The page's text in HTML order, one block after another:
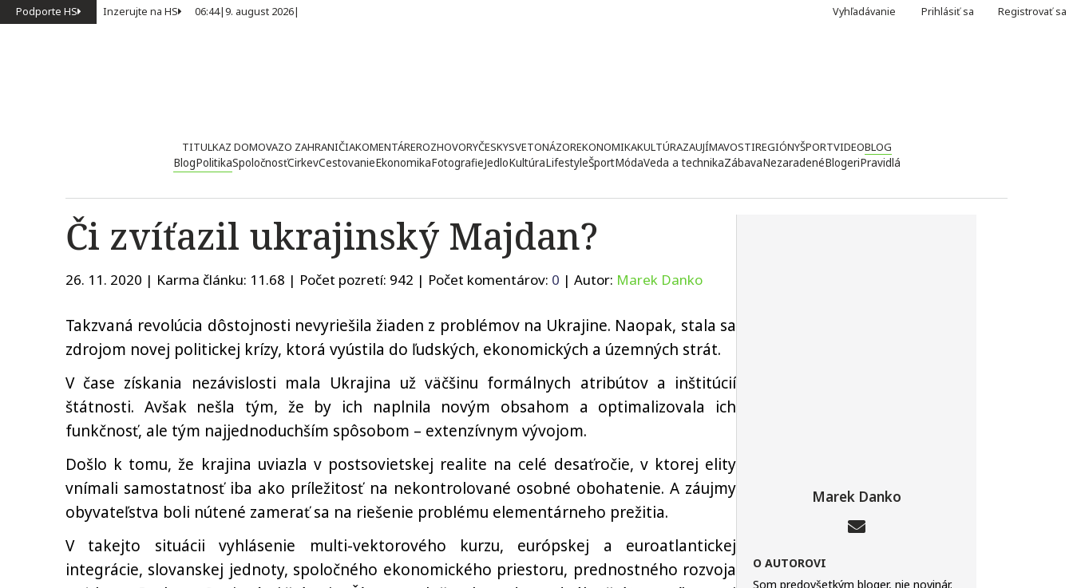
Podporte HS Inzerujte na HS 06:44|9. august 2026| Vyhľadávanie Prihlásiť sa Registrovať sa
TITULKAZ DOMOVAZO ZAHRANIČIAKOMENTÁREROZHOVORYČESKYSVETONÁZOREKONOMIKAKULTÚRAZAUJÍMAVOSTIREGIÓNYŠPORTVIDEOBLOG
BlogPolitikaSpoločnosťCirkevCestovanieEkonomikaFotografieJedloKultúraLifestyleŠportMódaVeda a technikaZábavaNezaradenéBlogeriPravidlá
Či zvíťazil ukrajinský Majdan?
26. 11. 2020 | Karma článku: 11.68 | Počet pozretí: 942 | Počet komentárov: 0 | Autor: Marek Danko
Takzvaná revolúcia dôstojnosti nevyriešila žiaden z problémov na Ukrajine. Naopak, stala sa
zdrojom novej politickej krízy, ktorá vyústila do ľudských, ekonomických a územných strát.
V čase získania nezávislosti mala Ukrajina už väčšinu formálnych atribútov a inštitúcií
štátnosti. Avšak nešla tým, že by ich naplnila novým obsahom a optimalizovala ich
funkčnosť, ale tým najjednoduchším spôsobom – extenzívnym vývojom.
Došlo k tomu, že krajina uviazla v postsovietskej realite na celé desaťročie, v ktorej elity
vnímali samostatnosť iba ako príležitosť na nekontrolované osobné obohatenie. A záujmy
obyvateľstva boli nútené zamerať sa na riešenie problému elementárneho prežitia.
V takejto situácii vyhlásenie multi-vektorového kurzu, európskej a euroatlantickej
integrácie, slovanskej jednoty, spoločného ekonomického priestoru, prednostného rozvoja
Marek Danko
O AUTOROVI
Som predovšetkým bloger, nie novinár.